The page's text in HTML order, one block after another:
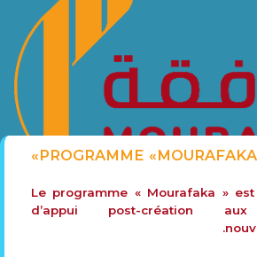
PROGRAMME «MOURAFAKA»
Le programme « Mourafaka »
d’appui post-création aux